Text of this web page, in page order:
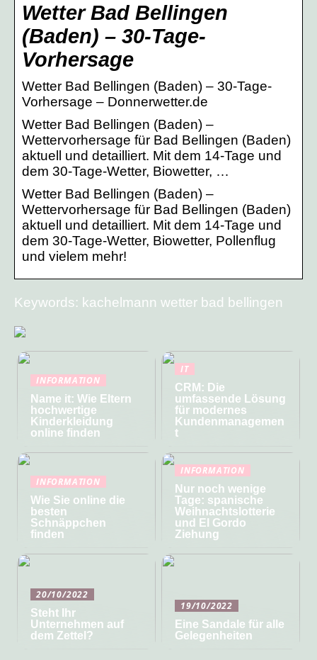
Wetter Bad Bellingen
(Baden) – 30-Tage-
Vorhersage
Wetter Bad Bellingen (Baden) – 30-Tage-
Vorhersage – Donnerwetter.de
Wetter Bad Bellingen (Baden) –
Wettervorhersage für Bad Bellingen (Baden)
aktuell und detailliert. Mit dem 14-Tage und
dem 30-Tage-Wetter, Biowetter, …
Wetter Bad Bellingen (Baden) –
Wettervorhersage für Bad Bellingen (Baden)
aktuell und detailliert. Mit dem 14-Tage und
dem 30-Tage-Wetter, Biowetter, Pollenflug
und vielem mehr!
Keywords: kachelmann wetter bad bellingen
INFORMATION
Name it: Wie Eltern
hochwertige
Kinderkleidung
online finden
IT
CRM: Die
umfassende Lösung
für modernes
Kundenmanagemen
t
INFORMATION
Wie Sie online die
besten
Schnäppchen
finden
INFORMATION
Nur noch wenige
Tage: spanische
Weihnachtslotterie
und El Gordo
Ziehung
20/10/2022
Steht Ihr
Unternehmen auf
dem Zettel?
19/10/2022
Eine Sandale für alle
Gelegenheiten